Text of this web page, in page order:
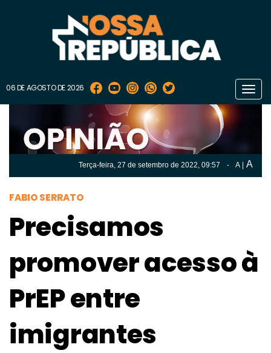
06 DE AGOSTO DE 2026
Terça-feira, 27 de setembro de 2022, 09:57 - A A
FABIO SERRATO
Precisamos
promover acesso à
PrEP entre
imigrantes